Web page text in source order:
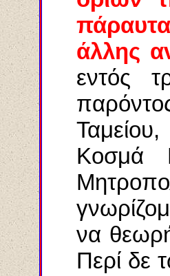
άλλης
εντός
Κοσμά
να
Περί δε